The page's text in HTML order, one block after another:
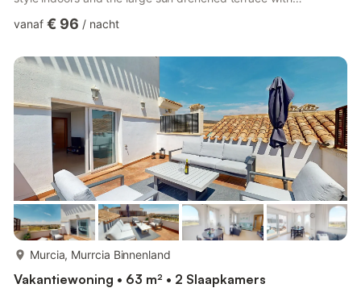
well equipped, with dishwasher, oven, stove microwave etc,
been upgraded with a window installed to keep it clean and
tidy. The lounge has a beautiful chaise end sofa which has
some beau...
vanaf € 96 / nacht
Murcia, Murrcia Binnenland
Vakantiewoning • 63 m² • 2 Slaapkamers